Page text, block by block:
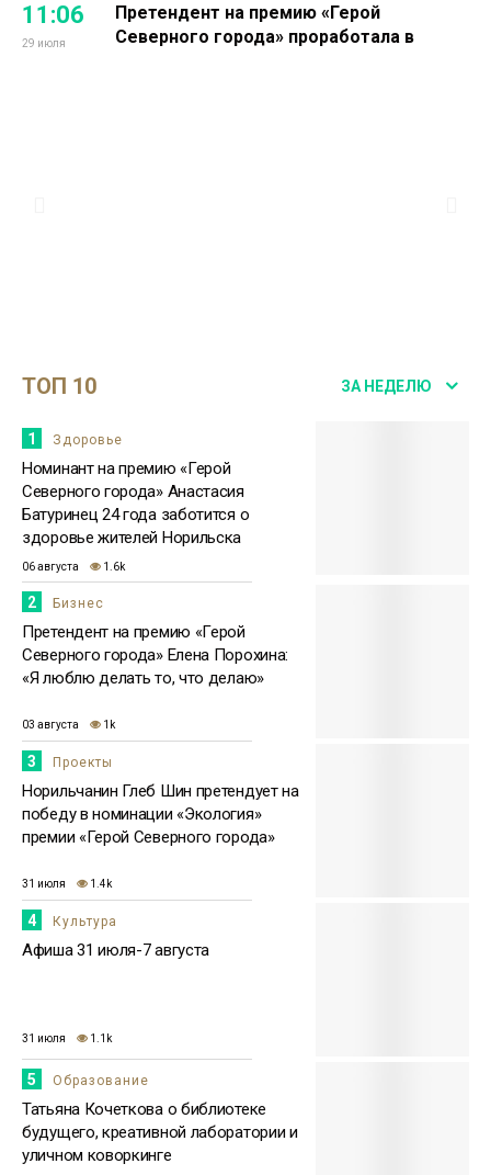
11:06
29 июля
Претендент на премию «Герой
Северного города» проработала в
15:51
23 июля
Бизнес
Бизнесмен Евгений Ковальчук: мне
голоса
ТОП 10 ЗА НЕДЕЛЮ
1 Здоровье
Номинант на премию «Герой
Северного города» Анастасия
Батуринец 24 года заботится о
здоровье жителей Норильска
06 августа 1.6k
2 Бизнес
Претендент на премию «Герой
Северного города» Елена Порохина:
«Я люблю делать то, что делаю»
03 августа 1k
3 Проекты
Норильчанин Глеб Шин претендует на
победу в номинации «Экология»
премии «Герой Северного города»
31 июля 1.4k
4 Культура
Афиша 31 июля-7 августа
31 июля 1.1k
5 Образование
Татьяна Кочеткова о библиотеке
будущего, креативной лаборатории и
уличном коворкинге